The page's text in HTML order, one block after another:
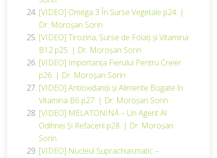
[VIDEO] Omega 3 În Surse Vegetale p24. |
Dr. Moroșan Sorin
[VIDEO] Tirozina, Surse de Folați și Vitamina
B12 p25. | Dr. Moroșan Sorin
[VIDEO] Importanța Fierului Pentru Creier
p26. | Dr. Moroșan Sorin
[VIDEO] Antioxidanții și Alimente Bogate în
Vitamina B6 p27. | Dr. Moroșan Sorin
[VIDEO] MELATONINĂ – Un Agent Al
Odihnei Și Refacerii p28. | Dr. Moroșan
Sorin
[VIDEO] Nucleul Suprachiasmatic –